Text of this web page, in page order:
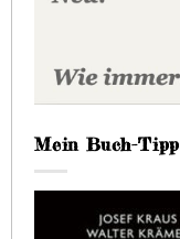
Mein Buch-Tipp